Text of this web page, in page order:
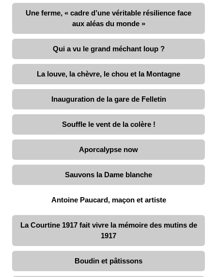
Une ferme, « cadre d’une véritable résilience face
aux aléas du monde »
Qui a vu le grand méchant loup ?
La louve, la chèvre, le chou et la Montagne
Inauguration de la gare de Felletin
Souffle le vent de la colère !
Aporcalypse now
Sauvons la Dame blanche
Antoine Paucard, maçon et artiste
La Courtine 1917 fait vivre la mémoire des mutins de
1917
Boudin et pâtissons